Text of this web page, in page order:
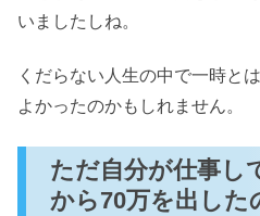
いましたしね。
くだらない人生の中で一時と
よかったのかもしれません。
ただ自分が仕事し
から70万を出した